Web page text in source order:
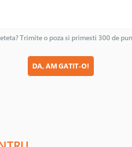
Trimite o poza si primesti 300 de
DA, AM GATIT-O!